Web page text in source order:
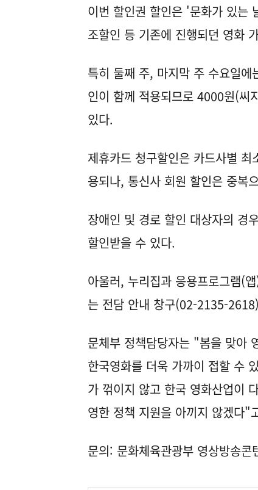
이번 할인권 할인은 '문화가 있는
조할인 등 기존에 진행되던 영화
특히 둘째 주, 마지막 주 수요일
인이 함께 적용되므로 4000원(씨
있다.
제휴카드 청구할인은 카드사별
용되나, 통신사 회원 할인은 중복
장애인 및 경로 할인 대상자의 경
할인받을 수 있다.
아울러, 누리집과 응용프로그램(
는 전담 안내 창구(02-2135-
문체부 정책담당자는 "봄을 맞아
한국영화를 더욱 가까이 접할 수
가 꺾이지 않고 한국 영화산업이
영한 정책 지원을 아끼지 않겠다"
문의: 문화체육관광부 영상방송